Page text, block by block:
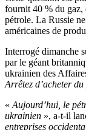
fournit 40 % du gaz,
pétrole. La Russie
américaines de
Interrogé dimanche
par le géant
ukrainien des
Arrêtez d’acheter du
« Aujourd’hui, le
ukrainien », a-t-il
entreprises